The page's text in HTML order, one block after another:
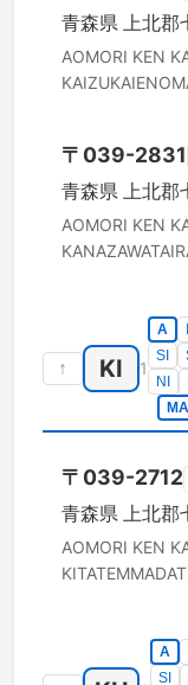
青森県 上北郡
AOMORI KEN
〒 039-2831
青森県 上北郡
AOMORI KEN
↑ KI 1
A
SI
NI
MA
〒 039-2712
青森県 上北郡
AOMORI KEN
A
SI